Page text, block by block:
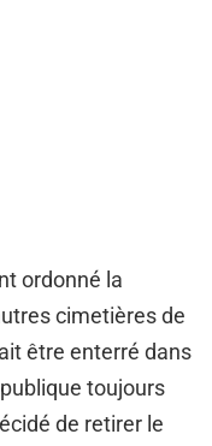
ordonné la
cimetières de
être enterré dans
toujours
de retirer le